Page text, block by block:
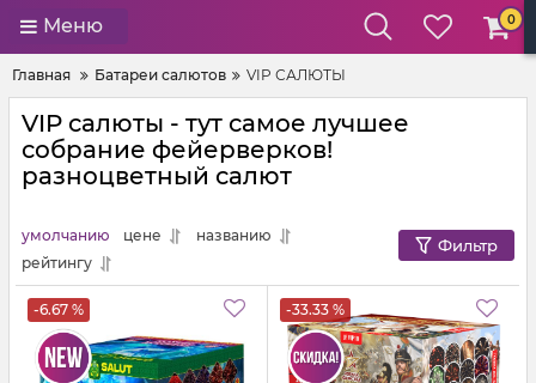
Меню 0
Главная Батареи салютов VIP САЛЮТЫ
VIP салюты - тут самое лучшее
собрание фейерверков!
разноцветный салют
умолчанию цене
названию
рейтингу
Фильтр
-6.67 % -33.33 %